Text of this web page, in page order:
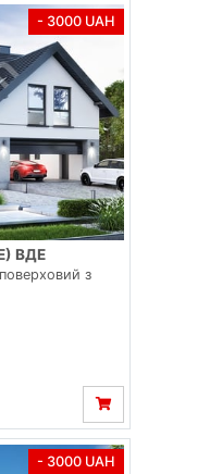
- 3000 UAH
ВДЕ
з
- 3000 UAH